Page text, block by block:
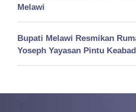
Melawi
Bupati Melawi Resmikan
Yoseph Yayasan Pintu